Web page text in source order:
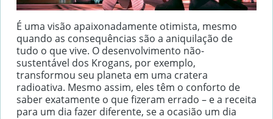
É uma visão apaixonadamente otimista, mesmo
quando as consequências são a aniquilação de
tudo o que vive. O desenvolvimento não-
sustentável dos Krogans, por exemplo,
transformou seu planeta em uma cratera
radioativa. Mesmo assim, eles têm o conforto de
saber exatamente o que fizeram errado – e a receita
para um dia fazer diferente, se a ocasião um dia